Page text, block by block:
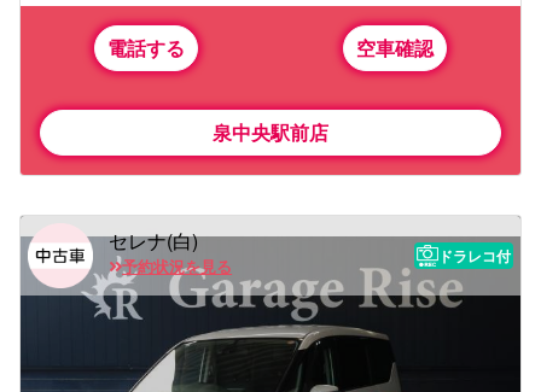
電話する 空車確認
泉中央駅前店
セレナ(白)
予約状況を見る
ドラレコ付